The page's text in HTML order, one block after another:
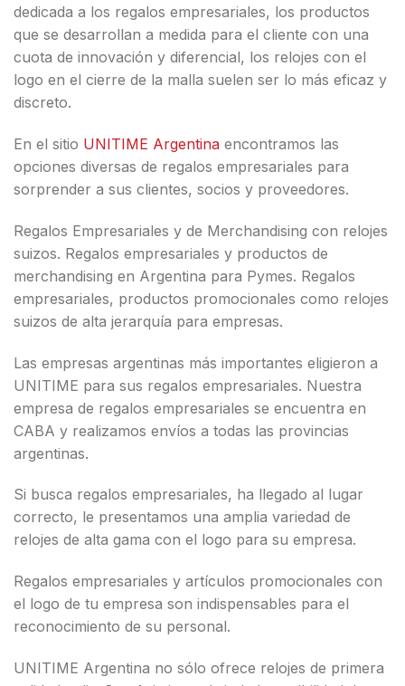
dedicada a los regalos empresariales, los productos
que se desarrollan a medida para el cliente con una
cuota de innovación y diferencial, los relojes con el
logo en el cierre de la malla suelen ser lo más eficaz y
discreto.
En el sitio UNITIME Argentina encontramos las
opciones diversas de regalos empresariales para
sorprender a sus clientes, socios y proveedores.
Regalos Empresariales y de Merchandising con relojes
suizos. Regalos empresariales y productos de
merchandising en Argentina para Pymes. Regalos
empresariales, productos promocionales como relojes
suizos de alta jerarquía para empresas.
Las empresas argentinas más importantes eligieron a
UNITIME para sus regalos empresariales. Nuestra
empresa de regalos empresariales se encuentra en
CABA y realizamos envíos a todas las provincias
argentinas.
Si busca regalos empresariales, ha llegado al lugar
correcto, le presentamos una amplia variedad de
relojes de alta gama con el logo para su empresa.
Regalos empresariales y artículos promocionales con
el logo de tu empresa son indispensables para el
reconocimiento de su personal.
UNITIME Argentina no sólo ofrece relojes de primera